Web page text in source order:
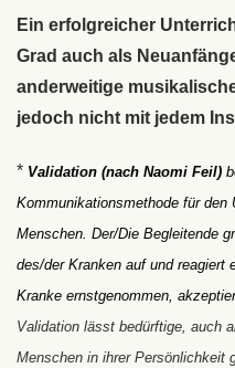
Ein erfolgreicher
Grad auch als
anderweitige
jedoch nicht mit jedem
* Validation (nach Naomi Feil)
Kommunikationsmethode für den
Menschen. Der/Die Begleitende
des/derKranken auf und reagiert
Kranke ernstgenommen,
Validation lässt bedürftige, auch
Menschen in ihrer Persönlichkeit